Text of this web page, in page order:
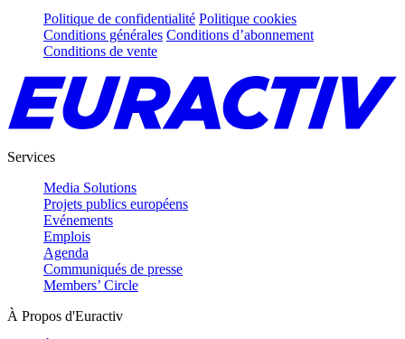
Politique de confidentialité Politique cookies
Conditions générales Conditions d’abonnement
Conditions de vente
Services
Media Solutions
Projets publics européens
Evénements
Emplois
Agenda
Communiqués de presse
Members’ Circle
À Propos d'Euractiv